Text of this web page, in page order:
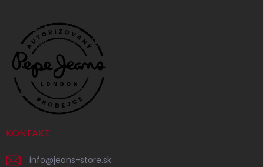
KONTAKT
info@jeans-store.sk